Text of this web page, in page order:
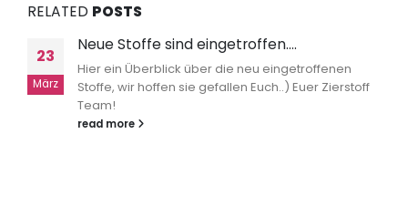
RELATED POSTS
23
März
Neue Stoffe sind eingetroffen….
Hier ein Überblick über die neu eingetroffenen
Stoffe, wir hoffen sie gefallen Euch..) Euer Zierstoff
Team!
read more